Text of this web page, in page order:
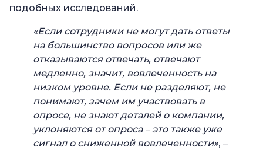
подобных исследований.
«Если сотрудники не могут дать ответы
на большинство вопросов или же
отказываются отвечать, отвечают
медленно, значит, вовлеченность на
низком уровне. Если не разделяют, не
понимают, зачем им участвовать в
опросе, не знают деталей о компании,
уклоняются от опроса – это также уже
сигнал о сниженной вовлеченности», –